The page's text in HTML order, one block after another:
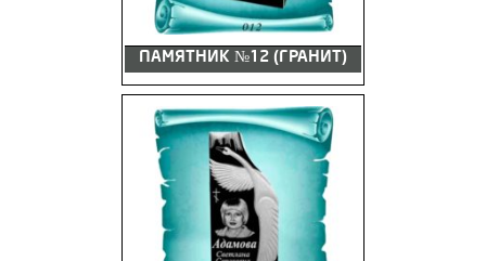
ПАМЯТНИК №12 (ГРАНИТ)